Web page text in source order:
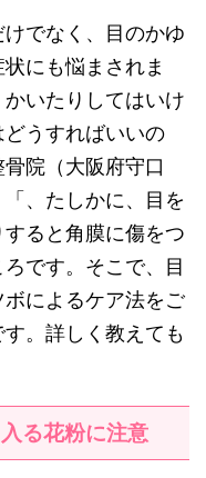
でなく、目のかゆ
にも悩まされま
いたりしてはいけ
うすればいいの
院（大阪府守口
、たしかに、目を
ると角膜に傷をつ
です。そこで、目
によるケア法をご
。詳しく教えても
る花粉に注意